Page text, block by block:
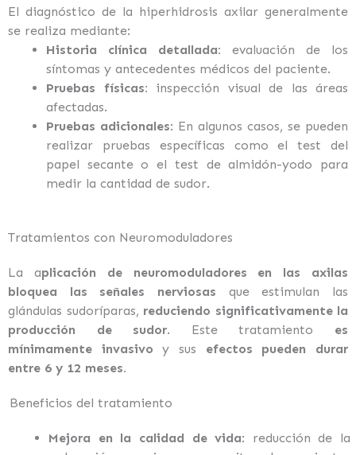
El diagnóstico de la hiperhidrosis axilar generalmente
se realiza mediante:
Historia clínica detallada: evaluación de los
síntomas y antecedentes médicos del paciente.
Pruebas físicas: inspección visual de las áreas
afectadas.
Pruebas adicionales: En algunos casos, se pueden
realizar pruebas específicas como el test del
papel secante o el test de almidón-yodo para
medir la cantidad de sudor.
Tratamientos con Neuromoduladores
La aplicación de neuromoduladores en las axilas
bloquea las señales nerviosas que estimulan las
glándulas sudoríparas, reduciendo significativamente la
producción de sudor. Este tratamiento es
mínimamente invasivo y sus efectos pueden durar
entre 6 y 12 meses.
Beneficios del tratamiento
Mejora en la calidad de vida: reducción de la